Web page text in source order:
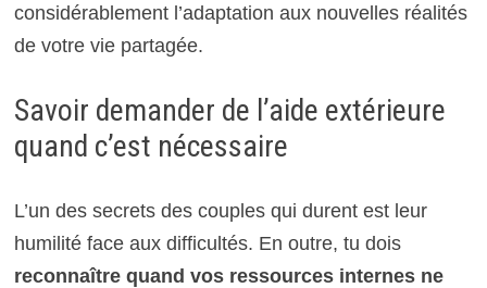
considérablement l’adaptation aux nouvelles réalités
de votre vie partagée.
Savoir demander de l’aide extérieure
quand c’est nécessaire
L’un des secrets des couples qui durent est leur
humilité face aux difficultés. En outre, tu dois
reconnaître quand vos ressources internes ne